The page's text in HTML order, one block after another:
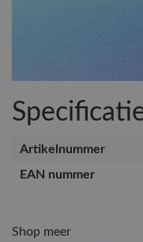
Artikelnummer
EAN nummer
Shop meer